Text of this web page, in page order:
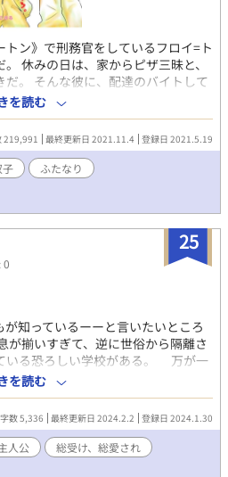
ン》で刑務官をしているフロイ=ト
休みの日は、家からピザ三昧と、
。 そんな彼に、配達のバイトして
、恋に落ちてしまう。 毎日、彼に
突然、担当が、変わってしまう。 そ
に、衝撃を受けてしまう。 藤丸安住
と。 呆然とするのも、つかぬ間
ー彼が輸送されて来た。 動揺を隠
守る術を模索するのだった。 そん
は安住と同室になったゲイリー＝
二人は、彼を愛おしいと抱くように
とするも。 全てが――裏目に出てし
※もう一人の主人公はゲイリーで
るかもです。
を読む
219,991 最終更新日 2021.11.4 登録日 2021.5.19
子
ふたなり
25
0
知っているーーと言いたいところ
揃いすぎて、逆に世俗から隔離さ
いる恐ろしい学校がある。 万が一
なんぞこさえないために、生徒達は
うなセキュリティの学内に大学卒
教師も、警備員も、学園の敷地内に
娯楽施設で働く職員も、みんな
ば、卒業式のみ。学祭でさえ、女
る。 そんな環境で、人間の本能ー
を読む
数 5,336 最終更新日 2024.2.2 登録日 2024.1.30
人公
総受け、総愛され